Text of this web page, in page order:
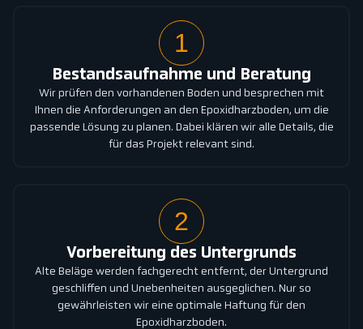
1
Bestandsaufnahme und Beratung
Wir prüfen den vorhandenen Boden und besprechen mit
Ihnen die Anforderungen an den Epoxidharzboden, um die
passende Lösung zu planen. Dabei klären wir alle Details, die
für das Projekt relevant sind.
2
Vorbereitung des Untergrunds
Alte Beläge werden fachgerecht entfernt, der Untergrund
geschliffen und Unebenheiten ausgeglichen. Nur so
gewährleisten wir eine optimale Haftung für den
Epoxidharzboden.